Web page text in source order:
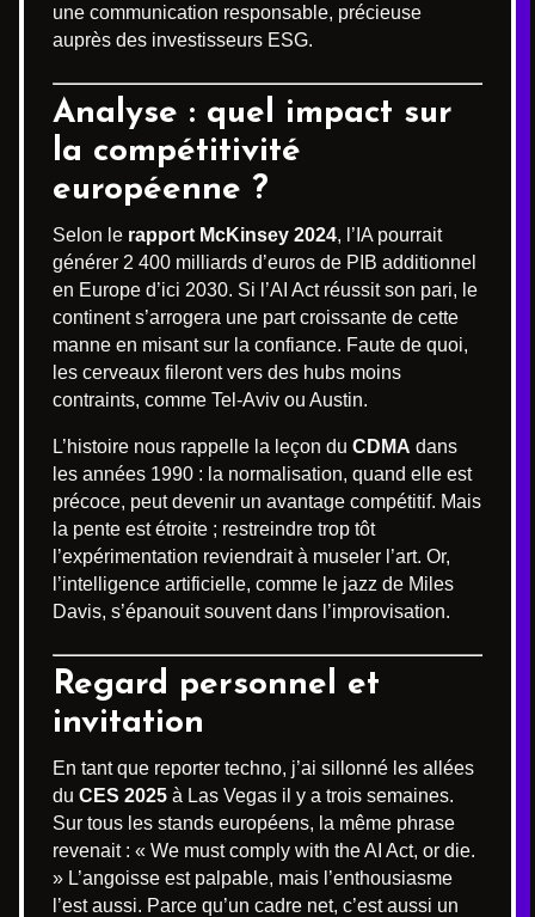
une communication responsable, précieuse
auprès des investisseurs ESG.
Analyse : quel impact sur
la compétitivité
européenne ?
Selon le rapport McKinsey 2024, l’IA pourrait
générer 2 400 milliards d’euros de PIB additionnel
en Europe d’ici 2030. Si l’AI Act réussit son pari, le
continent s’arrogera une part croissante de cette
manne en misant sur la confiance. Faute de quoi,
les cerveaux fileront vers des hubs moins
contraints, comme Tel-Aviv ou Austin.
L’histoire nous rappelle la leçon du CDMA dans
les années 1990 : la normalisation, quand elle est
précoce, peut devenir un avantage compétitif. Mais
la pente est étroite ; restreindre trop tôt
l’expérimentation reviendrait à museler l’art. Or,
l’intelligence artificielle, comme le jazz de Miles
Davis, s’épanouit souvent dans l’improvisation.
Regard personnel et
invitation
En tant que reporter techno, j’ai sillonné les allées
du CES 2025 à Las Vegas il y a trois semaines.
Sur tous les stands européens, la même phrase
revenait : « We must comply with the AI Act, or die.
» L’angoisse est palpable, mais l’enthousiasme
l’est aussi. Parce qu’un cadre net, c’est aussi un